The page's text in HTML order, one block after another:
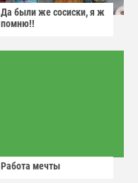
Да были же сосиски, я ж
помню!!
Работа мечты